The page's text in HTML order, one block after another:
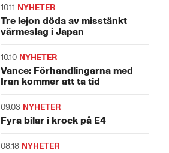
10.11 NYHETER
Tre lejon döda av misstänkt
värmeslag i Japan
10.10 NYHETER
Vance: Förhandlingarna med
Iran kommer att ta tid
09.03 NYHETER
Fyra bilar i krock på E4
08.18 NYHETER